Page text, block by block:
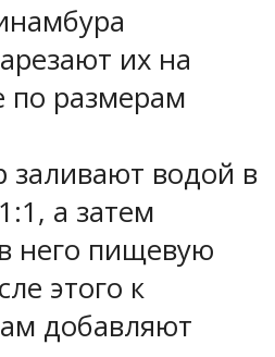
их на
по размерам
заливают водой в
а затем
него пищевую
этого к
добавляют